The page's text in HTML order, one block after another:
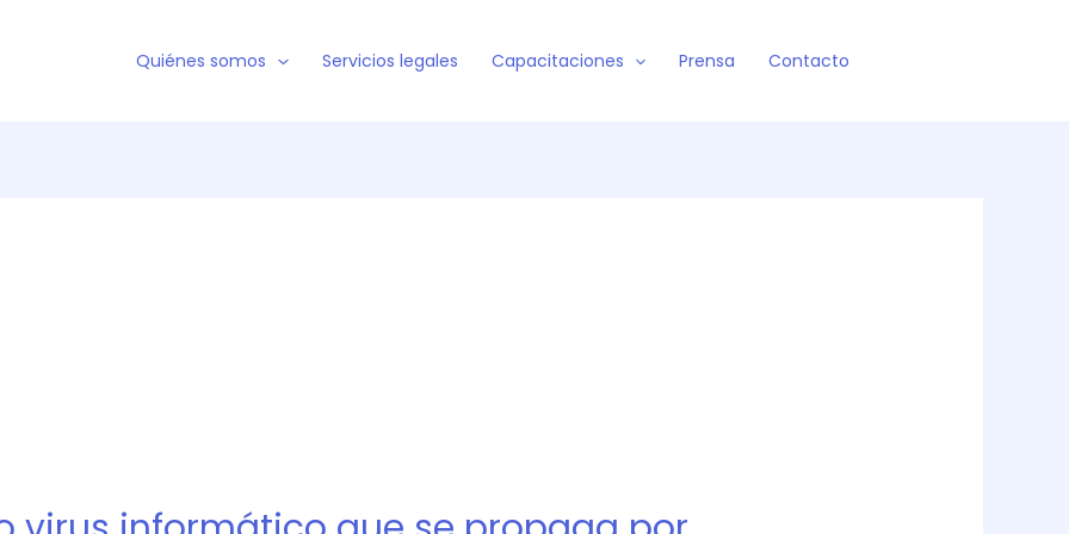
Quiénes somos Servicios legales Capacitaciones Prensa Contacto